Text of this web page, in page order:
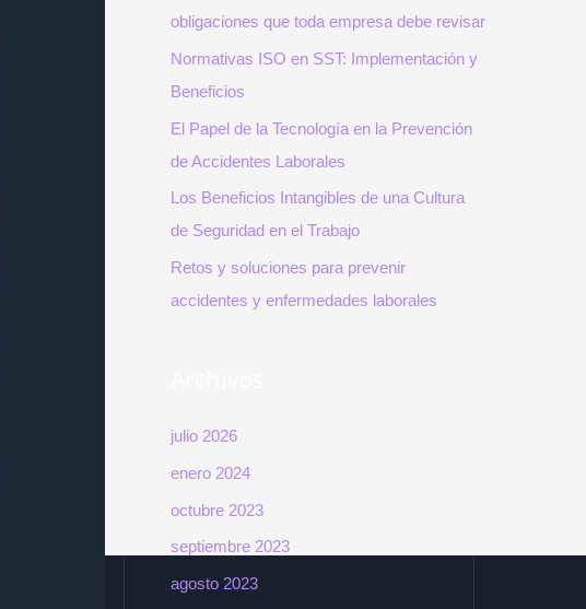
o
r
:
obligaciones que toda empresa debe revisar
Normativas ISO en SST: Implementación y
Beneficios
El Papel de la Tecnología en la Prevención
de Accidentes Laborales
Los Beneficios Intangibles de una Cultura
de Seguridad en el Trabajo
Retos y soluciones para prevenir
accidentes y enfermedades laborales
julio 2026
enero 2024
octubre 2023
septiembre 2023
agosto 2023